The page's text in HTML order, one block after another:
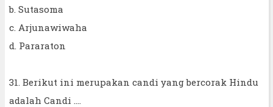
b. Sutasoma
c. Arjunawiwaha
d. Pararaton
31. Berikut ini merupakan candi yang bercorak Hindu
adalah Candi ....